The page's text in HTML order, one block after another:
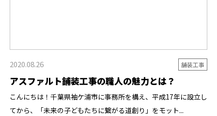
2020.08.26 舗装工事
アスファルト舗装工事の職人の魅力とは？
こんにちは！千葉県袖ケ浦市に事務所を構え、平成17年に設立し
てから、「未来の子どもたちに繋がる道創り」をモット...